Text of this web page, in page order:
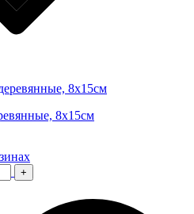
8х15см
+